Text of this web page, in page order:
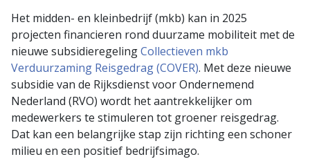
Het midden- en kleinbedrijf (mkb) kan in 2025
projecten financieren rond duurzame mobiliteit met de
nieuwe subsidieregelingCollectieven mkb
Verduurzaming Reisgedrag (COVER). Met deze nieuwe
subsidie van de Rijksdienst voor Ondernemend
Nederland (RVO) wordt het aantrekkelijker om
medewerkers te stimuleren tot groener reisgedrag.
Dat kan een belangrijke stap zijn richting een schoner
milieu en een positief bedrijfsimago.